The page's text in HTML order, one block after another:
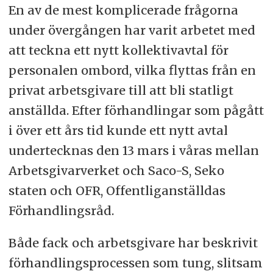
En av de mest komplicerade frågorna
under övergången har varit arbetet med
att teckna ett nytt kollektivavtal för
personalen ombord, vilka flyttas från en
privat arbetsgivare till att bli statligt
anställda. Efter förhandlingar som pågått
i över ett års tid kunde ett nytt avtal
undertecknas den 13 mars i våras mellan
Arbetsgivarverket och Saco-S, Seko
staten och OFR, Offentliganställdas
Förhandlingsråd.
Både fack och arbetsgivare har beskrivit
förhandlingsprocessen som tung, slitsam